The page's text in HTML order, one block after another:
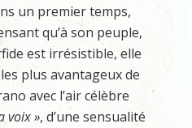
un premier temps,
qu’à son peuple,
est irrésistible, elle
plus avantageux de
avec l’air célèbre
voix », d’une sensualité